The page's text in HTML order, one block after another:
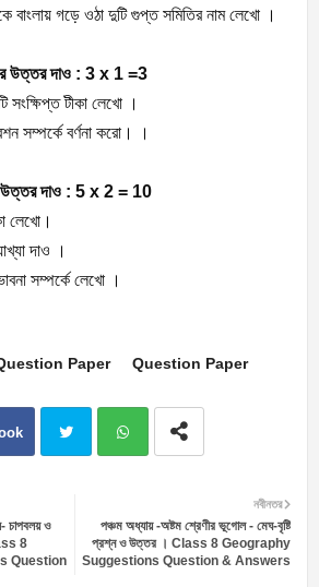
বাংলায় গড়ে ওঠা দুটি গুপ্ত সমিতির নাম লেখো ।
উত্তর দাও : 3 x 1 =3
সংক্ষিপ্ত টীকা লেখো ।
সম্পর্কে বর্ণনা করো। ।
উত্তর দাও : 5 x 2 = 10
লেখো।
দাও ।
সম্পর্কে লেখো ।
Paper Question Paper
atsa
নবীনতর
পঞ্চম অধ্যায় -অষ্টম শ্রেণীর ভূগোল - মেঘ-বৃষ্টি
প্রশ্ন ও উত্তর । Class 8 Geography
Suggestions Question & Answers
চাপবলয় ও
8
Question